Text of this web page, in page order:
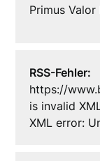
Primus
RSS-Fehler:
https://
is invalid
XML error: